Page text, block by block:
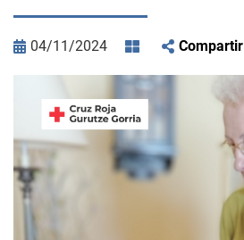
04/11/2024 Compartir